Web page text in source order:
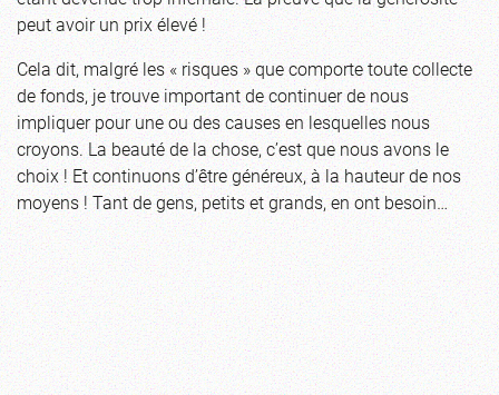
peut avoir un prix élevé !
Cela dit, malgré les « risques » que comporte toute collecte
de fonds, je trouve important de continuer de nous
impliquer pour une ou des causes en lesquelles nous
croyons. La beauté de la chose, c’est que nous avons le
choix ! Et continuons d’être généreux, à la hauteur de nos
moyens ! Tant de gens, petits et grands, en ont besoin…